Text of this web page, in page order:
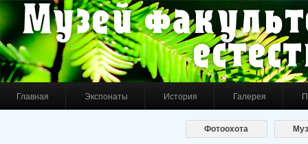
Музей
Главная Экспонаты История Галерея
Фотоохота